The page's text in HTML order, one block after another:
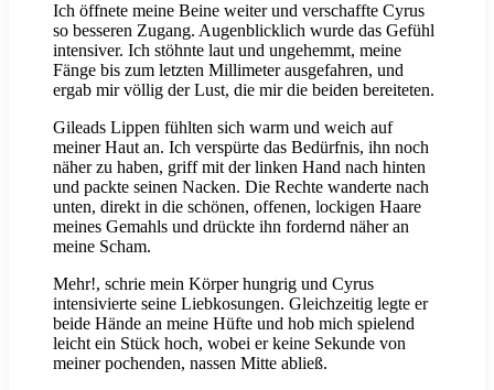
Ich öffnete meine Beine weiter und verschaffte Cyrus
so besseren Zugang. Augenblicklich wurde das Gefühl
intensiver. Ich stöhnte laut und ungehemmt, meine
Fänge bis zum letzten Millimeter ausgefahren, und
ergab mir völlig der Lust, die mir die beiden bereiteten.
Gileads Lippen fühlten sich warm und weich auf
meiner Haut an. Ich verspürte das Bedürfnis, ihn noch
näher zu haben, griff mit der linken Hand nach hinten
und packte seinen Nacken. Die Rechte wanderte nach
unten, direkt in die schönen, offenen, lockigen Haare
meines Gemahls und drückte ihn fordernd näher an
meine Scham.
Mehr!, schrie mein Körper hungrig und Cyrus
intensivierte seine Liebkosungen. Gleichzeitig legte er
beide Hände an meine Hüfte und hob mich spielend
leicht ein Stück hoch, wobei er keine Sekunde von
meiner pochenden, nassen Mitte abließ.